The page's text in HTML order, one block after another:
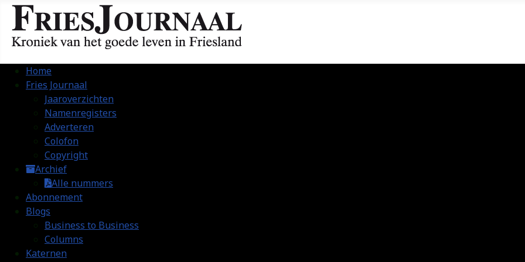
Home
Fries Journaal
Jaaroverzichten
Namenregisters
Adverteren
Colofon
Copyright
Archief
Alle nummers
Abonnement
Blogs
Business to Business
Columns
Katernen